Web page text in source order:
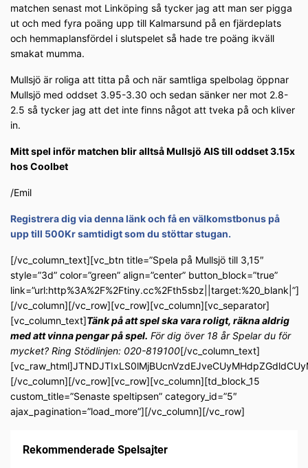
matchen senast mot Linköping så tycker jag att man ser pigga
ut och med fyra poäng upp till Kalmarsund på en fjärdeplats
och hemmaplansfördel i slutspelet så hade tre poäng ikväll
smakat mumma.
Mullsjö är roliga att titta på och när samtliga spelbolag öppnar
Mullsjö med oddset 3.95-3.30 och sedan sänker ner mot 2.8-
2.5 så tycker jag att det inte finns något att tveka på och kliver
in.
Mitt spel inför matchen blir alltså Mullsjö AIS till oddset 3.15x
hos Coolbet
/Emil
Registrera dig via denna länk och få en välkomstbonus på
upp till 500Kr samtidigt som du stöttar stugan.
[/vc_column_text][vc_btn title=”Spela på Mullsjö till 3,15″
style=”3d” color=”green” align=”center” button_block=”true”
link=”url:http%3A%2F%2Ftiny.cc%2Fth5sbz||target:%20_blank|”]
[/vc_column][/vc_row][vc_row][vc_column][vc_separator]
[vc_column_text]Tänk på att spel ska vara roligt, räkna aldrig
med att vinna pengar på spel. För dig över 18 år Spelar du för
mycket? Ring Stödlinjen: 020-819100[/vc_column_text]
[/vc_column][/vc_row][vc_row][vc_column][td_block_15
custom_title=”Senaste speltipsen” category_id=”5″
ajax_pagination=”load_more”][/vc_column][/vc_row]
Rekommenderade Spelsajter